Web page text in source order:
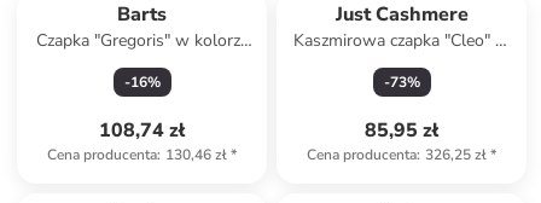
Barts
Czapka "Gregoris" w kolorze
szarym
-16%
108,74 zł
Cena producenta: 130,46 zł*
Just Cashmere
Kaszmirowa czapka "Cleo" w
kolorze brązowym
-73%
85,95 zł
Cena producenta: 326,25 zł*